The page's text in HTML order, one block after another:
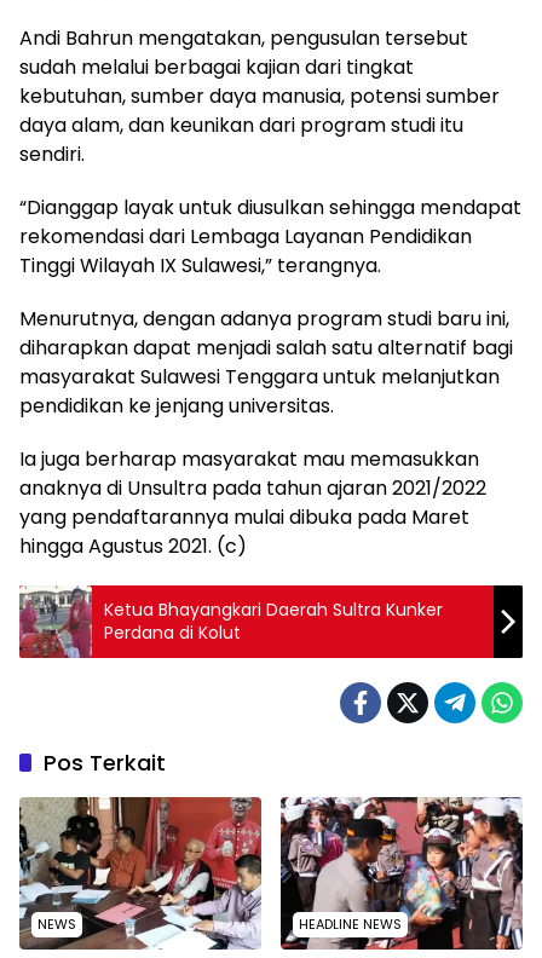
Andi Bahrun mengatakan, pengusulan tersebut
sudah melalui berbagai kajian dari tingkat
kebutuhan, sumber daya manusia, potensi sumber
daya alam, dan keunikan dari program studi itu
sendiri.
“Dianggap layak untuk diusulkan sehingga mendapat
rekomendasi dari Lembaga Layanan Pendidikan
Tinggi Wilayah IX Sulawesi,” terangnya.
Menurutnya, dengan adanya program studi baru ini,
diharapkan dapat menjadi salah satu alternatif bagi
masyarakat Sulawesi Tenggara untuk melanjutkan
pendidikan ke jenjang universitas.
Ia juga berharap masyarakat mau memasukkan
anaknya di Unsultra pada tahun ajaran 2021/2022
yang pendaftarannya mulai dibuka pada Maret
hingga Agustus 2021. (c)
Ketua Bhayangkari Daerah Sultra Kunker
Perdana di Kolut
Pos Terkait
NEWS HEADLINE NEWS